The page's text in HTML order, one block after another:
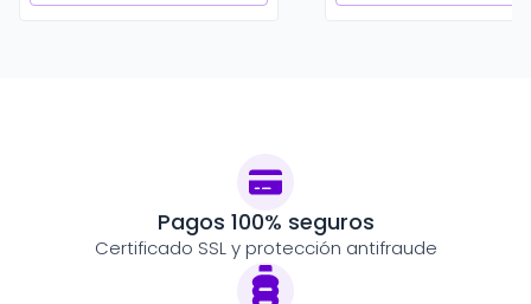
Pagos 100% seguros
Certificado SSL y protección antifraude